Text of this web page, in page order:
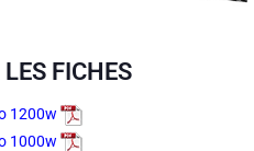
FICHES
1200w
1000w